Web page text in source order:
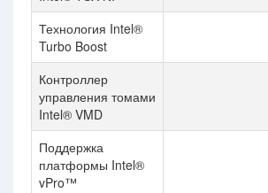
Технология Intel®
Turbo Boost
Контроллер
управления томами
Intel® VMD
Поддержка
платформы Intel®
vPro™